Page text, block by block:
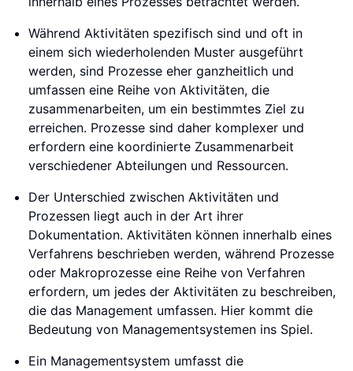
Während Aktivitäten spezifisch sind und oft in
einem sich wiederholenden Muster ausgeführt
werden, sind Prozesse eher ganzheitlich und
umfassen eine Reihe von Aktivitäten, die
zusammenarbeiten, um ein bestimmtes Ziel zu
erreichen. Prozesse sind daher komplexer und
erfordern eine koordinierte Zusammenarbeit
verschiedener Abteilungen und Ressourcen.
Der Unterschied zwischen Aktivitäten und
Prozessen liegt auch in der Art ihrer
Dokumentation. Aktivitäten können innerhalb eines
Verfahrens beschrieben werden, während Prozesse
oder Makroprozesse eine Reihe von Verfahren
erfordern, um jedes der Aktivitäten zu beschreiben,
die das Management umfassen. Hier kommt die
Bedeutung von Managementsystemen ins Spiel.
Ein Managementsystem umfasst die